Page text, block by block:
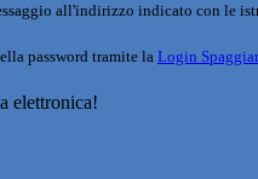
all'indirizzo indicato con le
password tramite la Login
elettronica!